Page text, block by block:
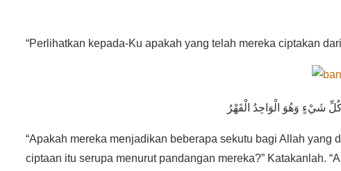
“Perlihatkan kepada-Ku apakah yang telah mereka ciptakan
“Apakah mereka menjadikan beberapa sekutu bagi Allah
ciptaan itu serupa menurut pandangan mereka?” Katakanlah.